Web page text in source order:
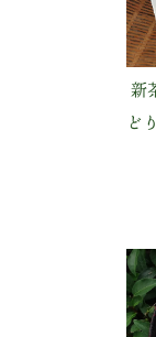
新
ど